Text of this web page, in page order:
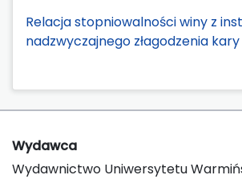
Relacja stopniowalności winy z
nadzwyczajnego złagodzenia kary
Wydawca
Wydawnictwo Uniwersytetu